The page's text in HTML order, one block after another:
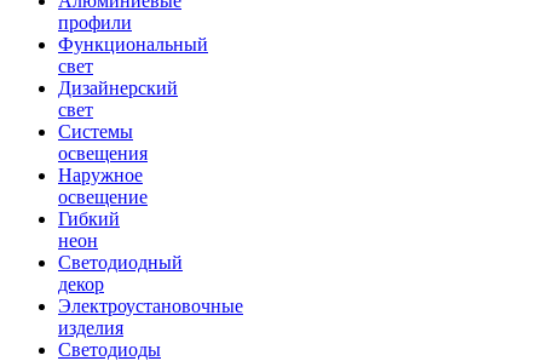
профили
Функциональный
свет
Дизайнерский
свет
Системы
освещения
Наружное
освещение
Гибкий
неон
Светодиодный
декор
Электроустановочные
изделия
Светодиоды